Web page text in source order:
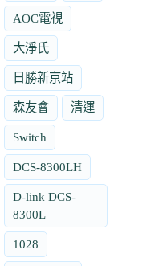
AOC電視
大淨氏
日勝新京站
森友會 清運
Switch
DCS-8300LH
D-link DCS-
8300L
1028